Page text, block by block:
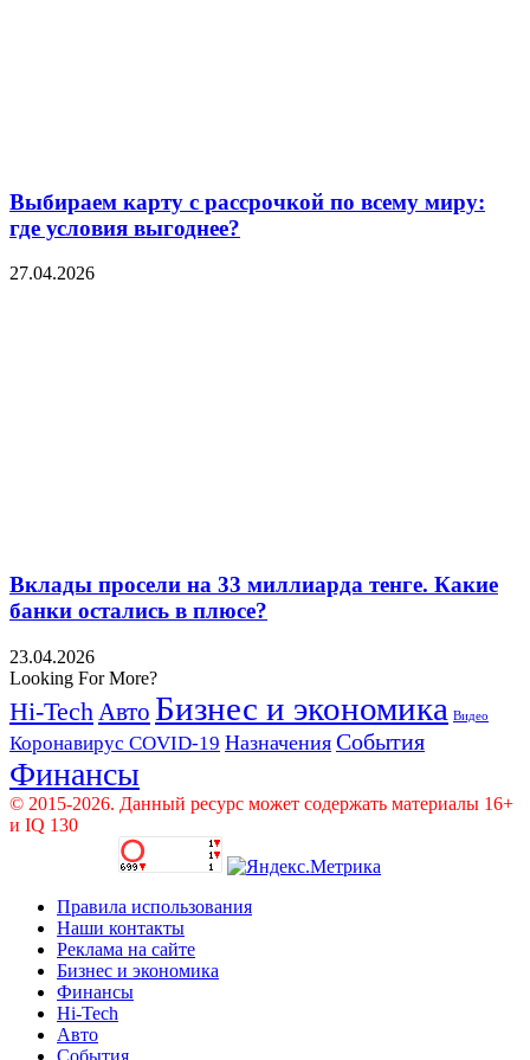
Выбираем карту с рассрочкой по всему миру:
где условия выгоднее?
27.04.2026
Вклады просели на 33 миллиарда тенге. Какие
банки остались в плюсе?
23.04.2026
Looking For More?
Hi-Tech Авто Бизнес и экономика Видео
Коронавирус COVID-19 Назначения События
Финансы
© 2015-2026. Данный ресурс может содержать материалы 16+
и IQ 130
Правила использования
Наши контакты
Реклама на сайте
Бизнес и экономика
Финансы
Hi-Tech
Авто
События